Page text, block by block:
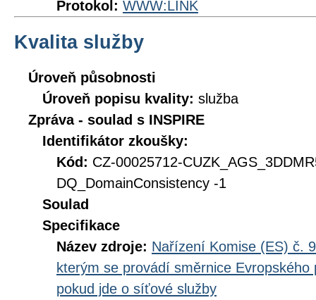
Protokol: WWW:LINK
Kvalita služby
Úroveň působnosti
Úroveň popisu kvality: služba
Zpráva - soulad s INSPIRE
Identifikátor zkoušky:
Kód: CZ-00025712-
DQ_DomainConsistency -1
Soulad
Specifikace
Název zdroje: Nařízení Komise (ES) č.
kterým se provádí směrnice
pokud jde o síťové služby